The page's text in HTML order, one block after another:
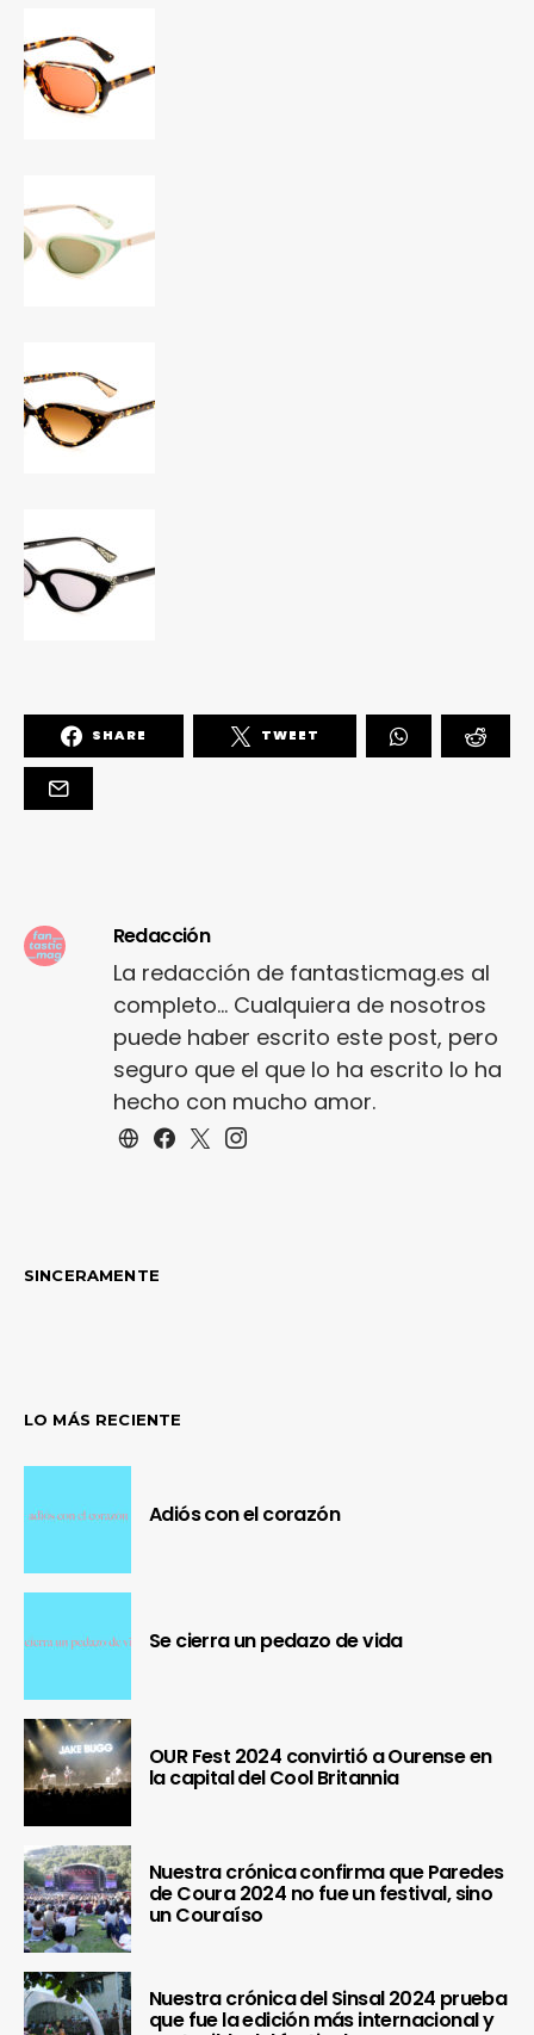
SHARE TWEET
Redacción
La redacción de fantasticmag.es al
completo... Cualquiera de nosotros
puede haber escrito este post, pero
seguro que el que lo ha escrito lo ha
hecho con mucho amor.
SINCERAMENTE
LO MÁS RECIENTE
Adiós con el corazón
Se cierra un pedazo de vida
OUR Fest 2024 convirtió a Ourense en
la capital del Cool Britannia
Nuestra crónica confirma que Paredes
de Coura 2024 no fue un festival, sino
un Couraíso
Nuestra crónica del Sinsal 2024 prueba
que fue la edición más internacional y